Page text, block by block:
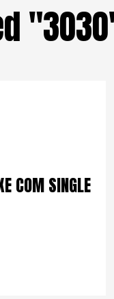
COM SINGLE